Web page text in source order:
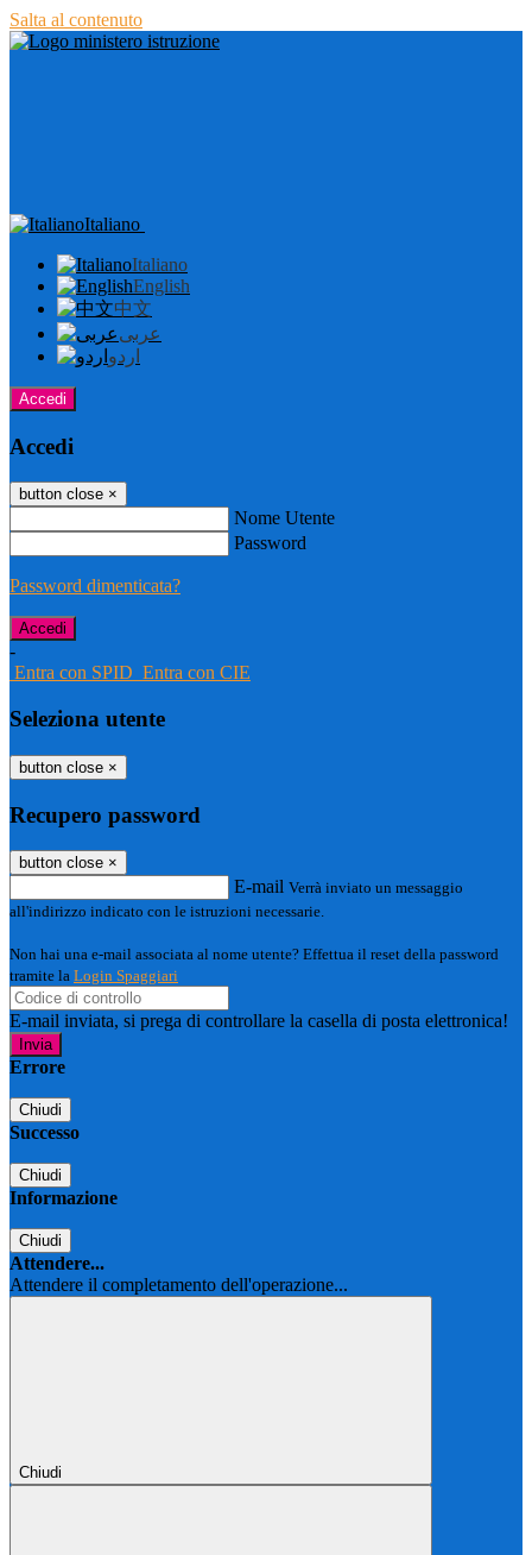
Salta al contenuto
Italiano
Italiano
English
中文
عربى
اردو
Accedi
Accedi
button close ×
Nome Utente
Password
Password dimenticata?
-
Entra con SPID Entra con CIE
Seleziona utente
button close ×
Recupero password
button close ×
E-mail Verrà inviato un messaggio
all'indirizzo indicato con le istruzioni necessarie.
Non hai una e-mail associata al nome utente? Effettua il reset della password
tramite la Login Spaggiari
E-mail inviata, si prega di controllare la casella di posta elettronica!
Errore
Chiudi
Successo
Chiudi
Informazione
Chiudi
Attendere...
Attendere il completamento dell'operazione...
Chiudi